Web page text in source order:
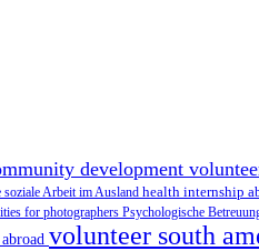
development
Arbeit im Ausland health internship
for photographers Psychologische
volunteer south